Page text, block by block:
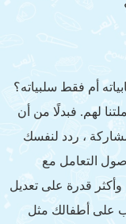
أم فقط سلبياته؟
لهم. فبدلًا من أن
، ردد لنفسك
التعامل مع
وأكثر قدرة على تعديل
على أطفالك مثل